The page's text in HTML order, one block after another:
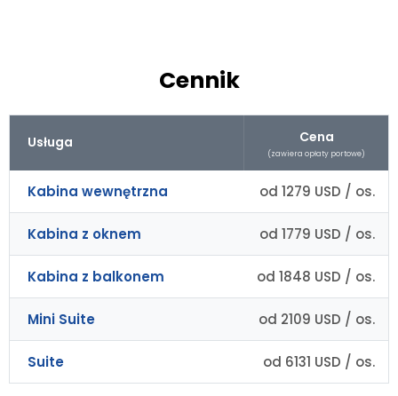
Cennik
Usługa Cena
(zawiera opłaty portowe)
Kabina wewnętrzna od 1279 USD / os.
Kabina z oknem od 1779 USD / os.
Kabina z balkonem od 1848 USD / os.
Mini Suite od 2109 USD / os.
Suite od 6131 USD / os.